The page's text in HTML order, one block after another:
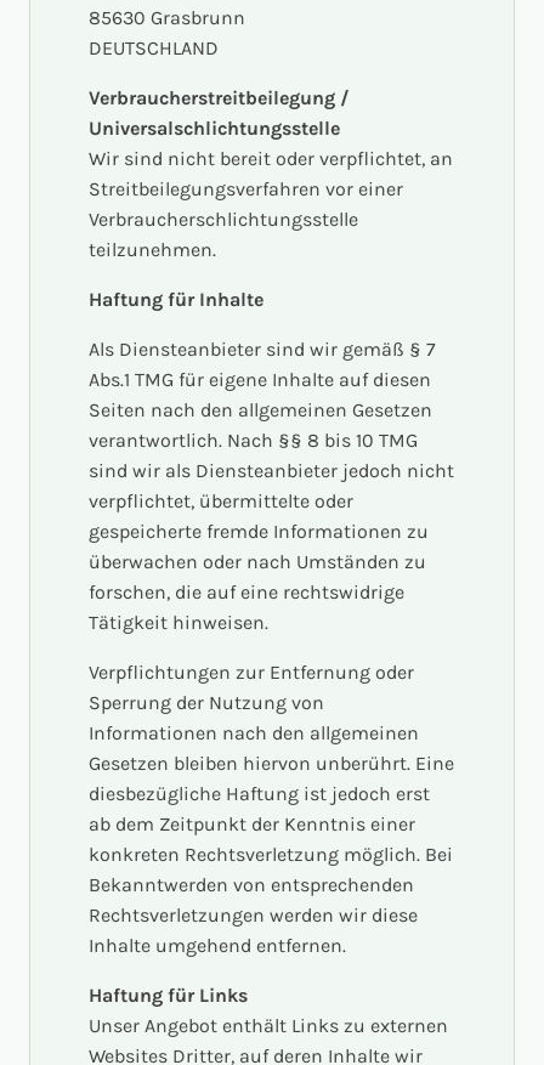
85630 Grasbrunn
DEUTSCHLAND
Verbraucherstreitbeilegung /
Universalschlichtungsstelle
Wir sind nicht bereit oder verpflichtet, an
Streitbeilegungsverfahren vor einer
Verbraucherschlichtungsstelle
teilzunehmen.
Haftung für Inhalte
Als Diensteanbieter sind wir gemäß § 7
Abs.1 TMG für eigene Inhalte auf diesen
Seiten nach den allgemeinen Gesetzen
verantwortlich. Nach §§ 8 bis 10 TMG
sind wir als Diensteanbieter jedoch nicht
verpflichtet, übermittelte oder
gespeicherte fremde Informationen zu
überwachen oder nach Umständen zu
forschen, die auf eine rechtswidrige
Tätigkeit hinweisen.
Verpflichtungen zur Entfernung oder
Sperrung der Nutzung von
Informationen nach den allgemeinen
Gesetzen bleiben hiervon unberührt. Eine
diesbezügliche Haftung ist jedoch erst
ab dem Zeitpunkt der Kenntnis einer
konkreten Rechtsverletzung möglich. Bei
Bekanntwerden von entsprechenden
Rechtsverletzungen werden wir diese
Inhalte umgehend entfernen.
Haftung für Links
Unser Angebot enthält Links zu externen
Websites Dritter, auf deren Inhalte wir